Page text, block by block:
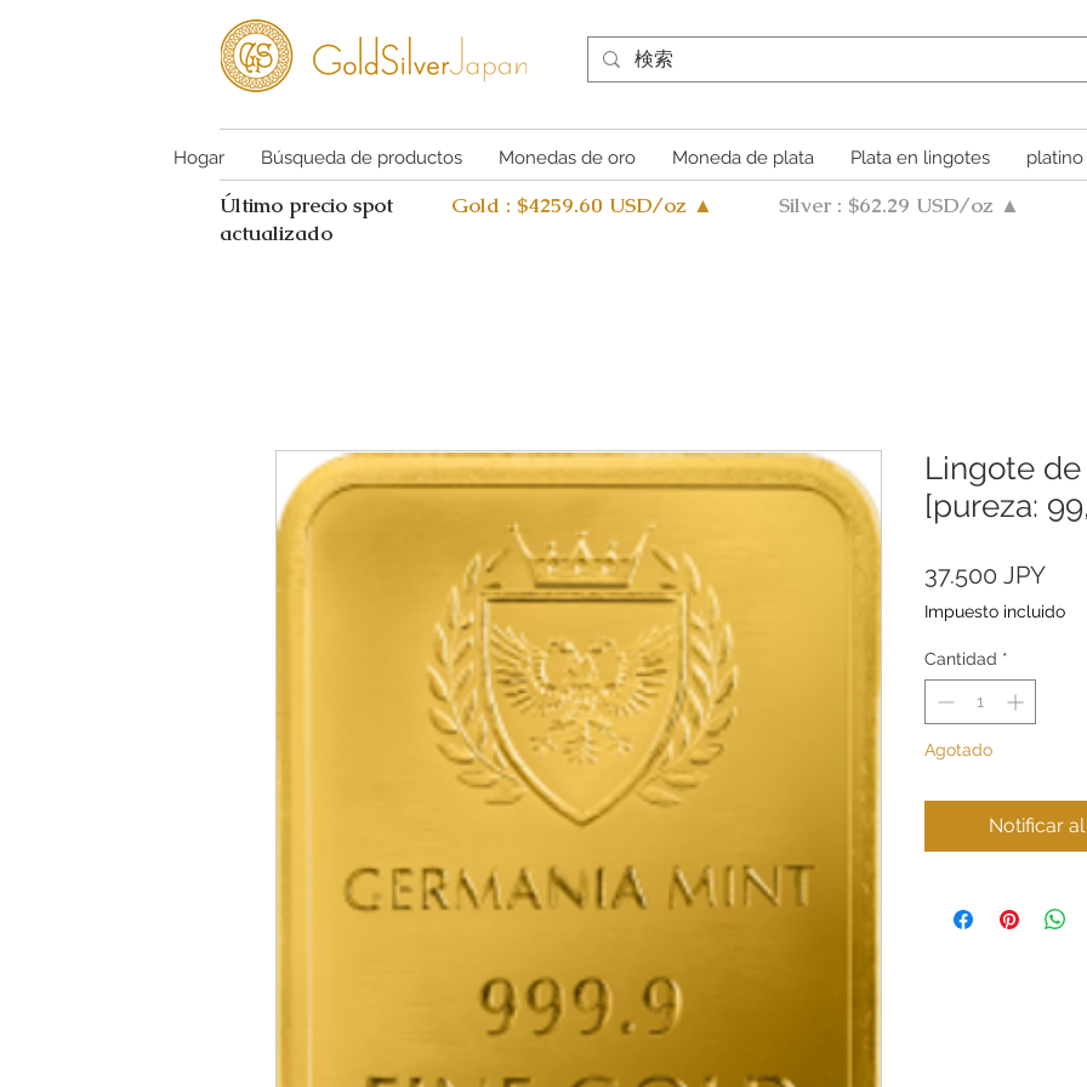
Hogar Búsqueda de productos Monedas de oro Moneda de plata Plata en lingotes platino
Último precio spot
actualizado
Gold : $4259.60 USD/oz ▲ Silver : $62.29 USD/oz ▲
Lingote
[pureza:
37.500 JPY
Impuesto incluido
Cantidad *
Agotado
Notificar